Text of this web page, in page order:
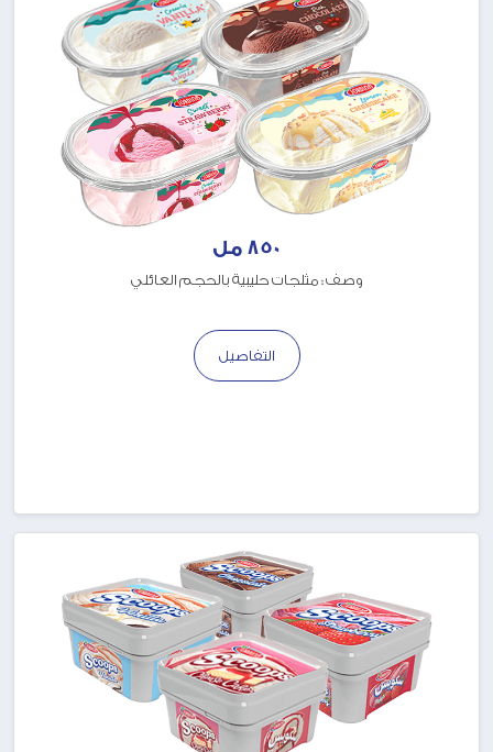
850 مل
وصف : مثلجات حليبية بالحجم العائلي
التفاصيل